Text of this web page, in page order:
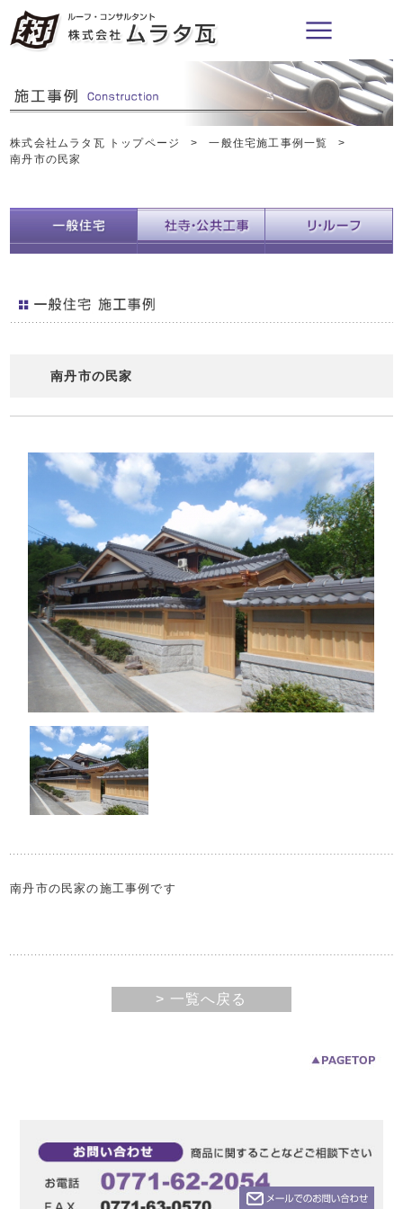
株式会社ムラタ瓦 トップページ
一般住宅施工事例一覧
南丹市の民家
南丹市の民家
南丹市の民家の施工事例です
> 一覧へ戻る